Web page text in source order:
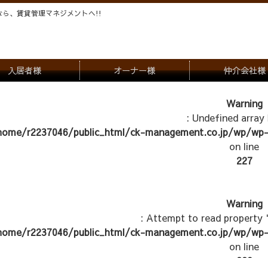
、賃貸管理マネジメントヘ!!
入居者様 オーナー様 仲介会社様
物件写真
管理物件紹介
Warning
: Undefined array
r2237046/public_html/ck-management.co.jp/wp/
on line
227
Warning
: Attempt to read property
r2237046/public_html/ck-management.co.jp/wp/
on line